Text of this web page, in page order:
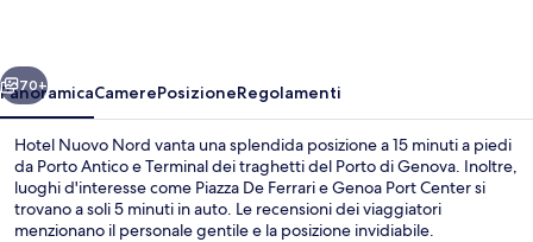
Avanti
70+
PanoramicaCamerePosizioneRegolamenti
Hotel Nuovo Nord vanta una splendida posizione a 15 minuti a piedi
da Porto Antico e Terminal dei traghetti del Porto di Genova. Inoltre,
luoghi d'interesse come Piazza De Ferrari e Genoa Port Center si
trovano a soli 5 minuti in auto. Le recensioni dei viaggiatori
menzionano il personale gentile e la posizione invidiabile.